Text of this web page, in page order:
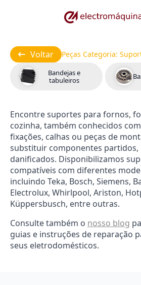
Voltar Peças Categoria:
Bandejas e
tabuleiros
Encontre suportes para fornos,
cozinha, também conhecidos
fixações, calhas ou peças de
substituir componentes partidos,
danificados. Disponibilizamos
compatíveis com diferentes
incluindo Teka, Bosch, Siemens,
Electrolux, Whirlpool, Ariston,
Küppersbusch, entre outras.
Consulte também o nosso blog
guias e instruções de reparação
seus eletrodomésticos.